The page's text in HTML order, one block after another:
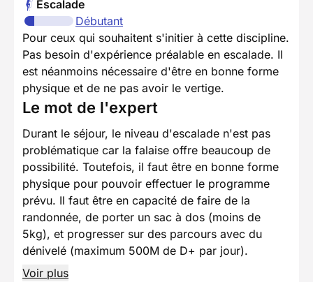
Escalade
Débutant
Pour ceux qui souhaitent s'initier à cette discipline.
Pas besoin d'expérience préalable en escalade. Il
est néanmoins nécessaire d'être en bonne forme
physique et de ne pas avoir le vertige.
Le mot de l'expert
Durant le séjour, le niveau d'escalade n'est pas
problématique car la falaise offre beaucoup de
possibilité. Toutefois, il faut être en bonne forme
physique pour pouvoir effectuer le programme
prévu. Il faut être en capacité de faire de la
randonnée, de porter un sac à dos (moins de
5kg), et progresser sur des parcours avec du
dénivelé (maximum 500M de D+ par jour).
Voir plus